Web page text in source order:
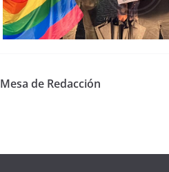
Mesa de Redacción